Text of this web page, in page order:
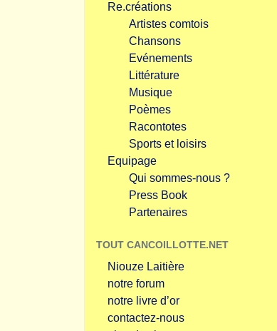
Re.créations
Artistes comtois
Chansons
Evénements
Littérature
Musique
Poèmes
Racontotes
Sports et loisirs
Equipage
Qui sommes-nous ?
Press Book
Partenaires
TOUT CANCOILLOTTE.NET
Niouze Laitière
notre forum
notre livre d’or
contactez-nous